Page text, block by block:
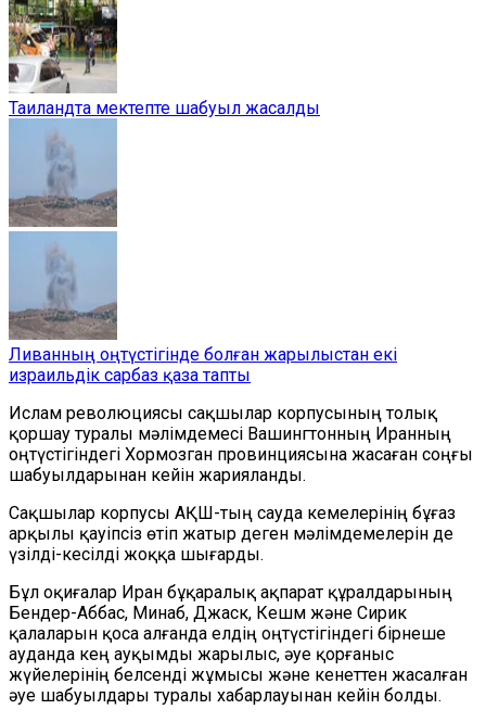
Таиландта мектепте шабуыл жасалды
Ливанның оңтүстігінде болған жарылыстан екі
израильдік сарбаз қаза тапты
Ислам революциясы сақшылар корпусының толық
қоршау туралы мәлімдемесі Вашингтонның Иранның
оңтүстігіндегі Хормозган провинциясына жасаған соңғы
шабуылдарынан кейін жарияланды.
Сақшылар корпусы АҚШ-тың сауда кемелерінің бұғаз
арқылы қауіпсіз өтіп жатыр деген мәлімдемелерін де
үзілді-кесілді жоққа шығарды.
Бұл оқиғалар Иран бұқаралық ақпарат құралдарының
Бендер-Аббас, Минаб, Джаск, Кешм және Сирик
қалаларын қоса алғанда елдің оңтүстігіндегі бірнеше
ауданда кең ауқымды жарылыс, әуе қорғаныс
жүйелерінің белсенді жұмысы және кенеттен жасалған
әуе шабуылдары туралы хабарлауынан кейін болды.